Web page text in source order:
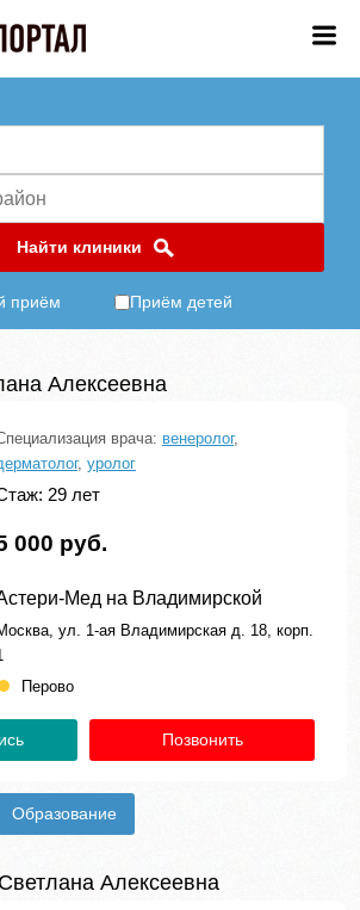
Найти клиники
приём Приём детей
Алексеевна
врача: венеролог,
, уролог
29 лет
000 руб.
Мед на Владимирской
ул. 1-ая Владимирская д. 18, корп.
Перово
Позвонить
Образование
Алексеевна